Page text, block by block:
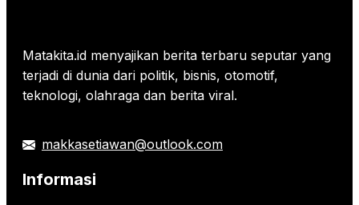
Matakita.id menyajikan berita terbaru seputar yang
terjadi di dunia dari politik, bisnis, otomotif,
teknologi, olahraga dan berita viral.
makkasetiawan@outlook.com
Informasi